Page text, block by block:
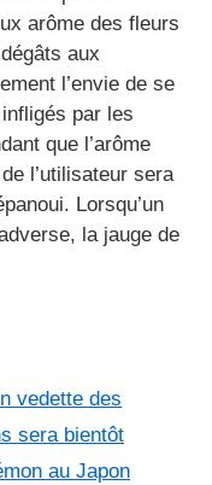
arôme des fleurs
aux
l’envie de se
par les
que l’arôme
l’utilisateur sera
Lorsqu’un
la jauge de
vedette des
sera bientôt
au Japon